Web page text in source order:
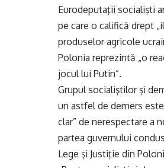
Eurodeputaţii socialişti
pe care o califică drept
produselor agricole
Polonia reprezintă „o
jocul lui Putin”.
Grupul socialiştilor şi
un astfel de demers
clar” de nerespectare a
partea guvernului
Lege şi Justiţie din